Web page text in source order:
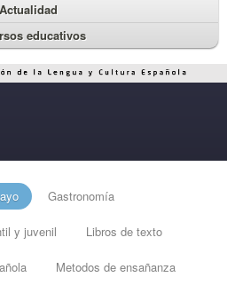
Actualidad
educativos
Gastronomía
y juvenil Libros de texto
Metodos de ensañanza